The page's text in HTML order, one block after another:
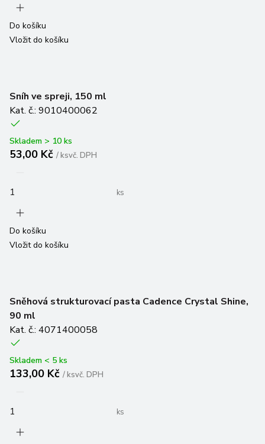
Do košíku
Vložit do košíku
Sníh ve spreji, 150 ml
Kat. č.: 9010400062
Skladem > 10 ks
53,00 Kč /ksvč. DPH
ks
Do košíku
Vložit do košíku
Sněhová strukturovací pasta Cadence Crystal Shine,
90 ml
Kat. č.: 4071400058
Skladem < 5 ks
133,00 Kč /ksvč. DPH
ks